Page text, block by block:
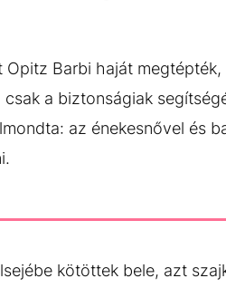
Opitz Barbi haját
a biztonságiak
az énekesnővel és
kötöttek bele, azt